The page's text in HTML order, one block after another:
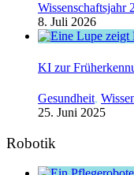
Wissenschaftsjahr
8. Juli 2026
KI zur
Gesundheit,
25. Juni 2025
Robotik